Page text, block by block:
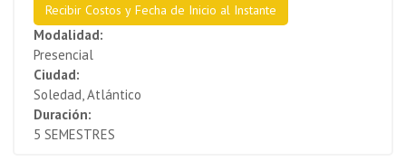
Recibir Costos y Fecha de Inicio al Instante
Modalidad:
Presencial
Ciudad:
Soledad, Atlántico
Duración:
5 SEMESTRES